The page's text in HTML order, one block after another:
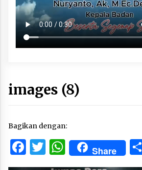
images (8)
Bagikan dengan:
Facebook
Twitter
WhatsApp
Share